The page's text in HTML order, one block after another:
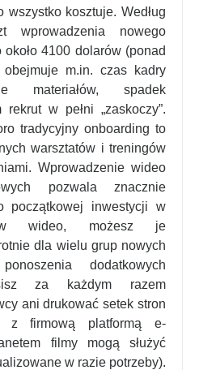
wszystko kosztuje. Według
wprowadzenia nowego
4100 dolarów (ponad
m.in. czas kadry
materiałów, spadek
w pełni „zaskoczy”.
tradycyjny onboarding to
warsztatów i treningów
Wprowadzenie wideo
pozwala znacznie
początkowej inwestycji w
wideo, możesz je
dla wielu grup nowych
dodatkowych
za każdym razem
ani drukować setek stron
z firmową platformą e-
filmy mogą służyć
w razie potrzeby).